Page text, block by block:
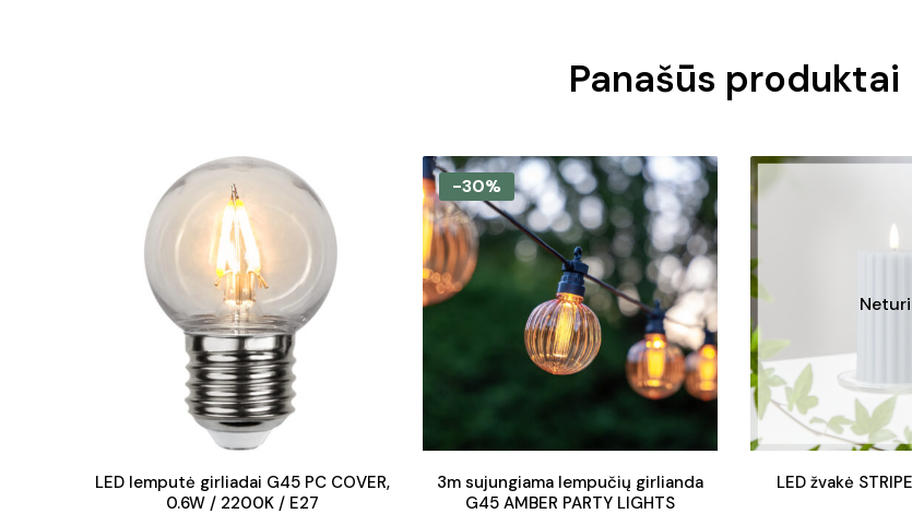
Panašūs produktai
LED lemputė girliadai G45 PC COVER,
0.6W / 2200K / E27
-30%
3m sujungiama lempučių girlianda
G45 AMBER PARTY LIGHTS
LED žvakė